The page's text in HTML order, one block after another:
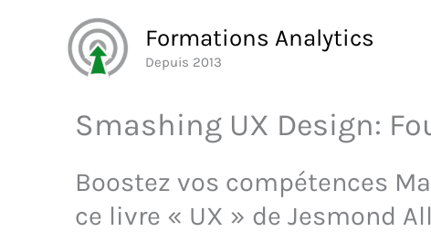
Formations Analytics
Depuis 2013
Smashing UX Design:
Boostez vos compétences
ce livre « UX » de Jesmond